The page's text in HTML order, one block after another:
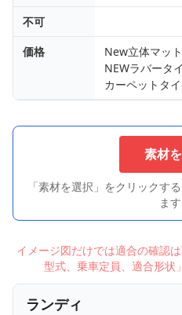
不可
価格
New立体マッ
NEWラバータ
カーペットタ
素材
「素材を選択」をクリックす
ます
イメージ図だけでは適合の確認
型式、乗車定員、適合形状
ランディ